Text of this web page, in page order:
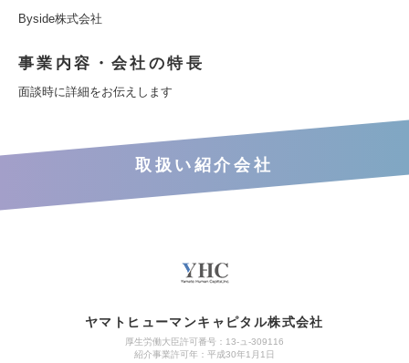
Byside株式会社
事業内容・会社の特長
面談時に詳細をお伝えします
取扱い紹介会社
ヤマトヒューマンキャピタル株式会社
厚生労働大臣許可番号：13-ュ-309116
紹介事業許可年：平成30年1月1日